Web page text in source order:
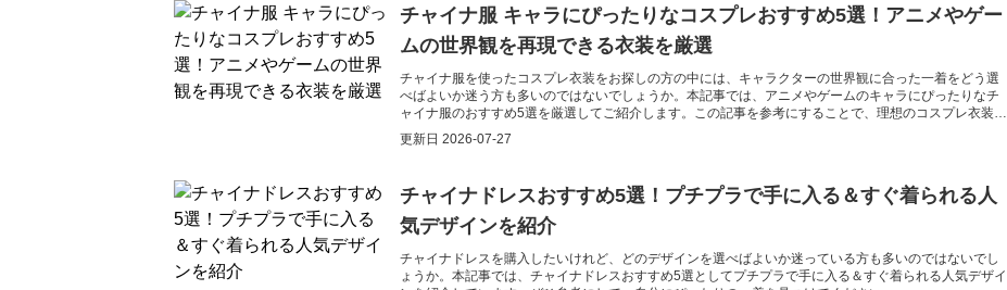
チャイナ服 キャラにぴったりなコスプレおすすめ5選！アニメやゲー
ムの世界観を再現できる衣装を厳選
チャイナ服を使ったコスプレ衣装をお探しの方の中には、キャラクターの世界観に合った一着をどう選
べばよいか迷う方も多いのではないでしょうか。本記事では、アニメやゲームのキャラにぴったりなチ
ャイナ服のおすすめ5選を厳選してご紹介します。この記事を参考にすることで、理想のコスプレ衣装を
スムーズに見つけられます。
更新日 2026-07-27
チャイナドレスおすすめ5選！プチプラで手に入る＆すぐ着られる人
気デザインを紹介
チャイナドレスを購入したいけれど、どのデザインを選べばよいか迷っている方も多いのではないでし
ょうか。本記事では、チャイナドレスおすすめ5選としてプチプラで手に入る＆すぐ着られる人気デザイ